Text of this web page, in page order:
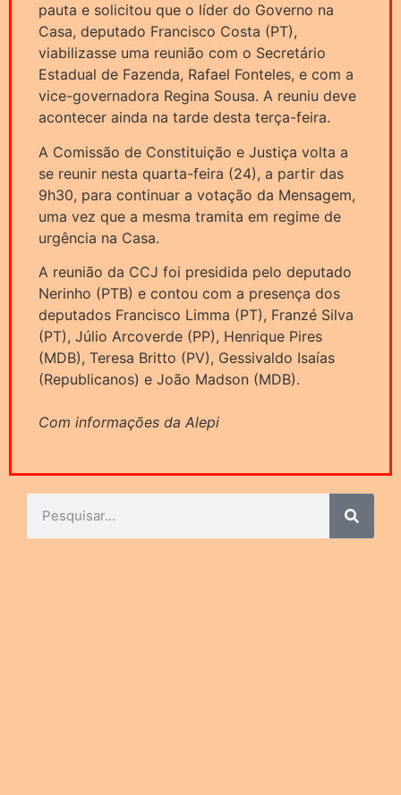
pauta e solicitou que o líder do Governo na
Casa, deputado Francisco Costa (PT),
viabilizasse uma reunião com o Secretário
Estadual de Fazenda, Rafael Fonteles, e com a
vice-governadora Regina Sousa. A reuniu deve
acontecer ainda na tarde desta terça-feira.
A Comissão de Constituição e Justiça volta a
se reunir nesta quarta-feira (24), a partir das
9h30, para continuar a votação da Mensagem,
uma vez que a mesma tramita em regime de
urgência na Casa.
A reunião da CCJ foi presidida pelo deputado
Nerinho (PTB) e contou com a presença dos
deputados Francisco Limma (PT), Franzé Silva
(PT), Júlio Arcoverde (PP), Henrique Pires
(MDB), Teresa Britto (PV), Gessivaldo Isaías
(Republicanos) e João Madson (MDB).
Com informações da Alepi